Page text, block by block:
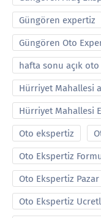
Güngören expertiz
Güngören Oto
hafta sonu açık
Hürriyet Mahallesi
Hürriyet Mahallesi
Oto ekspertiz
Oto Ekspertiz
Oto Ekspertiz Pazar
Oto Ekspertiz